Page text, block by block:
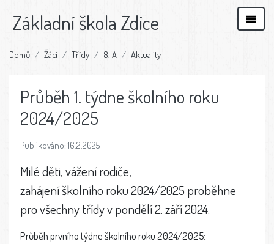
Základní škola Zdice
Domů Žáci Třídy 8. A Aktuality
Průběh 1. týdne školního roku
2024/2025
Publikováno: 16.2.2025
Milé děti, vážení rodiče,
zahájení školního roku 2024/2025 proběhne
pro všechny třídy v pondělí 2. září 2024.
Průběh prvního týdne školního roku 2024/2025: